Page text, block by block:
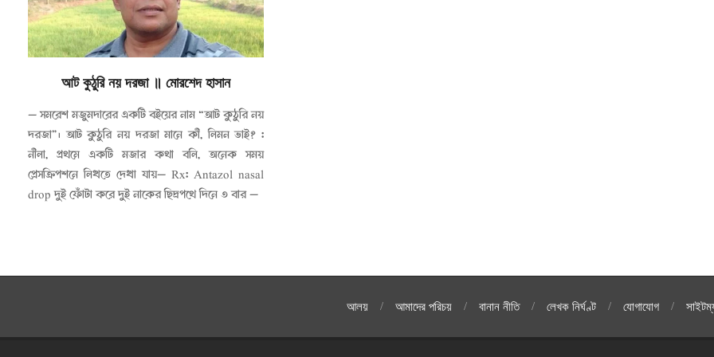
আট কুঠুরি নয় দরজা ॥ মোরশেদ হাসান
— সমরেশ মজুমদারের একটি বইয়ের নাম “আট কুঠুরি নয়
দরজা”। আট কুঠুরি নয় দরজা মানে কী, লিমন ভাই? :
নীলা, প্রথমে একটি মজার কথা বলি, অনেক সময়
প্রেসক্রিপশনে লিখতে দেখা যায়— Rx: Antazol nasal
drop দুই ফোঁটা করে দুই নাকের ছিদ্রপথে দিনে ৩ বার —
আলয় আমাদের পরিচয় বানান নীতি লেখক নির্ঘণ্ট যোগাযোগ